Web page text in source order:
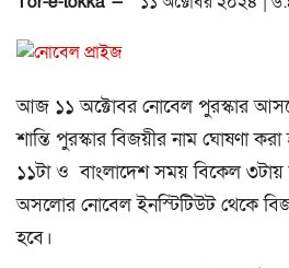
i
n
আজ ১১ অক্টোবর নোবেল পুরস্কার
শান্তি পুরস্কার বিজয়ীর নাম ঘোষণা
১১টা ও বাংলাদেশ সময় বিকেল ৩টায়
অসলোর নোবেল ইনস্টিটিউট থেকে
হবে।